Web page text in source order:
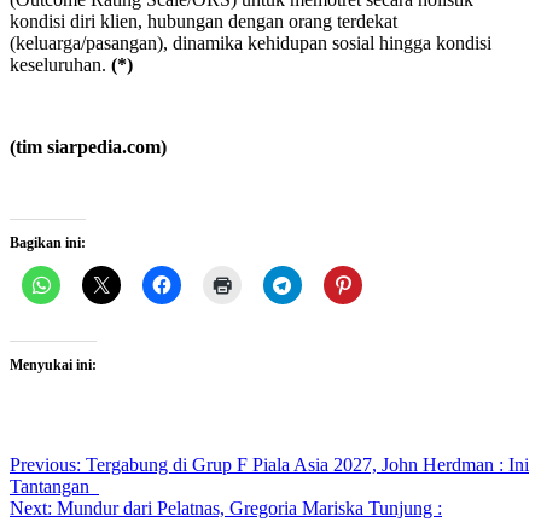
kondisi diri klien, hubungan dengan orang terdekat
(keluarga/pasangan), dinamika kehidupan sosial hingga kondisi
keseluruhan. (*)
(tim siarpedia.com)
Bagikan ini:
Menyukai ini:
Post
navigation
Previous: Tergabung di Grup F Piala Asia 2027, John Herdman : Ini
Tantangan
Next: Mundur dari Pelatnas, Gregoria Mariska Tunjung :